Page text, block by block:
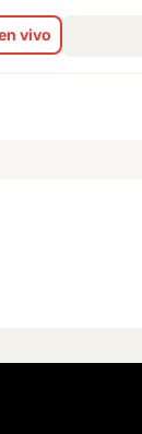
Search
...
vivo